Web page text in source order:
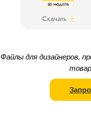
Файлы для дизайнеров,